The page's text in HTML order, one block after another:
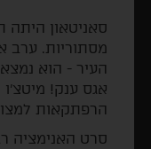
סאניטאון
מסתוריות. ערב
העיר - הוא
אגס ענק!
הרפתקאות
סרט האנימציה